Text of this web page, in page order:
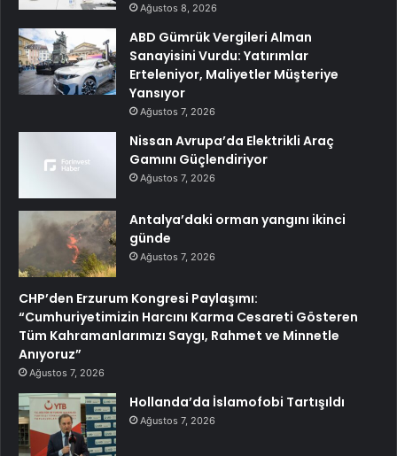
Ağustos 8, 2026
ABD Gümrük Vergileri Alman
Sanayisini Vurdu: Yatırımlar
Erteleniyor, Maliyetler Müşteriye
Yansıyor
Ağustos 7, 2026
Nissan Avrupa’da Elektrikli Araç
Gamını Güçlendiriyor
Ağustos 7, 2026
Antalya’daki orman yangını ikinci
günde
Ağustos 7, 2026
CHP’den Erzurum Kongresi Paylaşımı:
“Cumhuriyetimizin Harcını Karma Cesareti Gösteren
Tüm Kahramanlarımızı Saygı, Rahmet ve Minnetle
Anıyoruz”
Ağustos 7, 2026
Hollanda’da İslamofobi Tartışıldı
Ağustos 7, 2026